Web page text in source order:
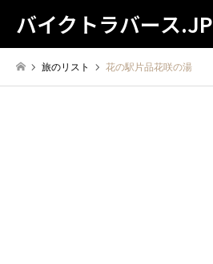
バイクトラバース.JP
旅のリスト 花の駅片品花咲の湯